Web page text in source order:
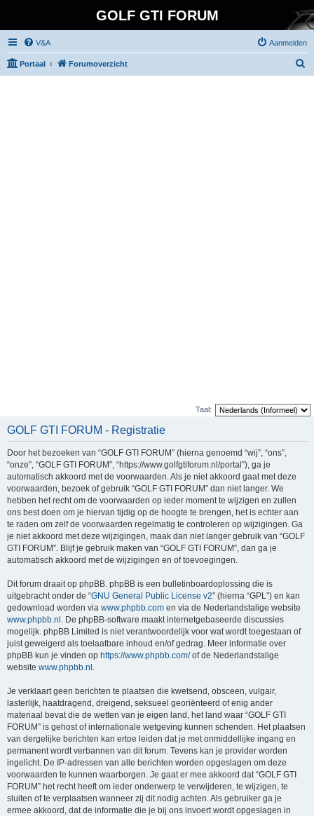
GOLF GTI FORUM
V&A Aanmelden
Portaal Forumoverzicht
Taal:
GOLF GTI FORUM - Registratie
Door het bezoeken van “GOLF GTI FORUM” (hierna genoemd “wij”, “ons”,
“onze”, “GOLF GTI FORUM”, “https://www.golfgtiforum.nl/portal”), ga je
automatisch akkoord met de voorwaarden. Als je niet akkoord gaat met deze
voorwaarden, bezoek of gebruik “GOLF GTI FORUM” dan niet langer. We
hebben het recht om de voorwaarden op ieder moment te wijzigen en zullen
ons best doen om je hiervan tijdig op de hoogte te brengen, het is echter aan
te raden om zelf de voorwaarden regelmatig te controleren op wijzigingen. Ga
je niet akkoord met deze wijzigingen, maak dan niet langer gebruik van “GOLF
GTI FORUM”. Blijf je gebruik maken van “GOLF GTI FORUM”, dan ga je
automatisch akkoord met de wijzigingen en of toevoegingen.
Dit forum draait op phpBB. phpBB is een bulletinboardoplossing die is
uitgebracht onder de “GNU General Public License v2” (hierna “GPL”) en kan
gedownload worden via www.phpbb.com en via de Nederlandstalige website
www.phpbb.nl . De phpBB-software maakt internetgebaseerde discussies
mogelijk. phpBB Limited is niet verantwoordelijk voor wat wordt toegestaan of
juist geweigerd als toelaatbare inhoud en/of gedrag. Meer informatie over
phpBB kun je vinden op https://www.phpbb.com/of de Nederlandstalige
website www.phpbb.nl .
Je verklaart geen berichten te plaatsen die kwetsend, obsceen, vulgair,
lasterlijk, haatdragend, dreigend, seksueel georiënteerd of enig ander
materiaal bevat die de wetten van je eigen land, het land waar “GOLF GTI
FORUM” is gehost of internationale wetgeving kunnen schenden. Het plaatsen
van dergelijke berichten kan ertoe leiden dat je met onmiddellijke ingang en
permanent wordt verbannen van dit forum. Tevens kan je provider worden
ingelicht. De IP-adressen van alle berichten worden opgeslagen om deze
voorwaarden te kunnen waarborgen. Je gaat er mee akkoord dat “GOLF GTI
FORUM” het recht heeft om ieder onderwerp te verwijderen, te wijzigen, te
sluiten of te verplaatsen wanneer zij dit nodig achten. Als gebruiker ga je
ermee akkoord, dat de informatie die je bij ons invoert wordt opgeslagen in